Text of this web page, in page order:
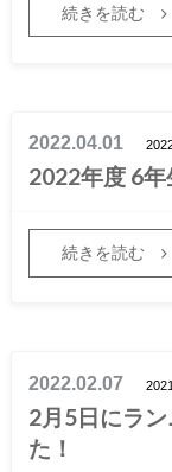
続きを読む
2022.04.01
2022年度 6
続きを読む
2022.02.07
2月5日にラ
た！